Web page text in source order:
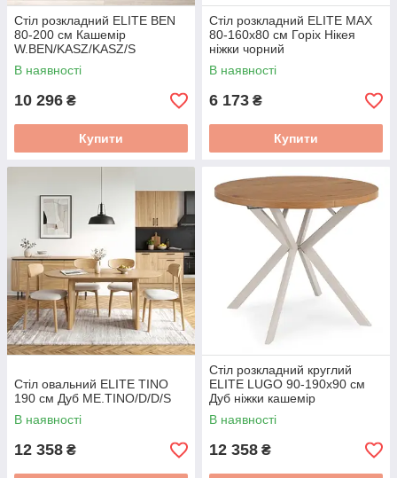
Стіл розкладний ELITE BEN
80-200 см Кашемір
W.BEN/KASZ/KASZ/S
В наявності
10 296 ₴
Купити
Стіл розкладний ELITE MAX
80-160х80 см Горіх Нікея
ніжки чорний
W.MAX/ONI/CZ/S
В наявності
6 173 ₴
Купити
Стіл овальний ELITE TINO
190 см Дуб ME.TINO/D/D/S
В наявності
12 358 ₴
Стіл розкладний круглий
ELITE LUGO 90-190х90 см
Дуб ніжки кашемір
ME.LUGO/D/KASZ/S
В наявності
12 358 ₴